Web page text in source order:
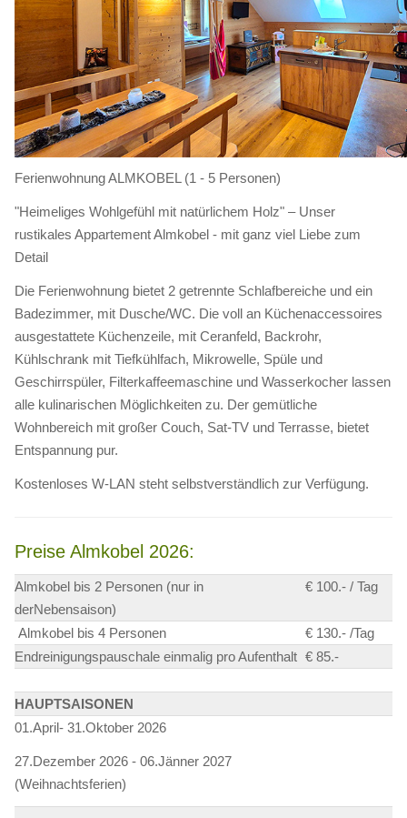
Ferienwohnung ALMKOBEL (1 - 5 Personen)
"Heimeliges Wohlgefühl mit natürlichem Holz" – Unser
rustikales Appartement Almkobel - mit ganz viel Liebe zum
Detail
Die Ferienwohnung bietet 2 getrennte Schlafbereiche und ein
Badezimmer, mit Dusche/WC. Die voll an Küchenaccessoires
ausgestattete Küchenzeile, mit Ceranfeld, Backrohr,
Kühlschrank mit Tiefkühlfach, Mikrowelle, Spüle und
Geschirrspüler, Filterkaffeemaschine und Wasserkocher lassen
alle kulinarischen Möglichkeiten zu. Der gemütliche
Wohnbereich mit großer Couch, Sat-TV und Terrasse, bietet
Entspannung pur.
Kostenloses W-LAN steht selbstverständlich zur Verfügung.
Preise Almkobel 2026:
Almkobel bis 2 Personen (nur in
derNebensaison)
€ 100.- / Tag
Almkobel bis 4 Personen
€ 130.- /Tag
Endreinigungspauschale einmalig pro Aufenthalt € 85.-
HAUPTSAISONEN
01.April- 31.Oktober 2026
27.Dezember 2026 - 06.Jänner 2027
(Weihnachtsferien)